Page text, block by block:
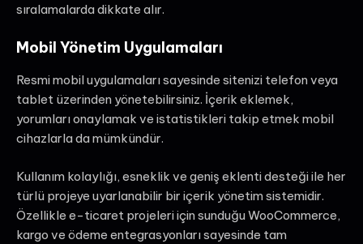
sıralamalarda dikkate alır.
Mobil Yönetim Uygulamaları
Resmi mobil uygulamaları sayesinde sitenizi telefon veya
tablet üzerinden yönetebilirsiniz. İçerik eklemek,
yorumları onaylamak ve istatistikleri takip etmek mobil
cihazlarla da mümkündür.
Kullanım kolaylığı, esneklik ve geniş eklenti desteği ile her
türlü projeye uyarlanabilir bir içerik yönetim sistemidir.
Özellikle e-ticaret projeleri için sunduğu WooCommerce,
kargo ve ödeme entegrasyonları sayesinde tam